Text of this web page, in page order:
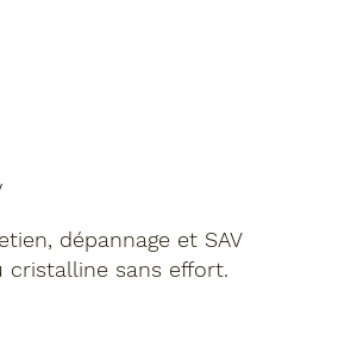
dépannage et SAV
cristalline sans effort.